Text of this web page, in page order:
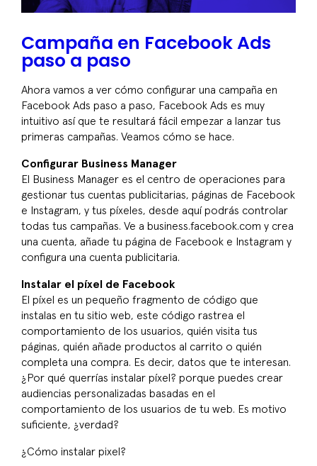
Campaña en Facebook Ads
paso a paso
Ahora vamos a ver cómo configurar una campaña en
Facebook Ads paso a paso, Facebook Ads es muy
intuitivo así que te resultará fácil empezar a lanzar tus
primeras campañas. Veamos cómo se hace.
Configurar Business Manager
El Business Manager es el centro de operaciones para
gestionar tus cuentas publicitarias, páginas de Facebook
e Instagram, y tus píxeles, desde aquí podrás controlar
todas tus campañas. Ve a business.facebook.com y crea
una cuenta, añade tu página de Facebook e Instagram y
configura una cuenta publicitaria.
Instalar el píxel de Facebook
El píxel es un pequeño fragmento de código que
instalas en tu sitio web, este código rastrea el
comportamiento de los usuarios, quién visita tus
páginas, quién añade productos al carrito o quién
completa una compra. Es decir, datos que te interesan.
¿Por qué querrías instalar píxel? porque puedes crear
audiencias personalizadas basadas en el
comportamiento de los usuarios de tu web. Es motivo
suficiente, ¿verdad?
¿Cómo instalar pixel?